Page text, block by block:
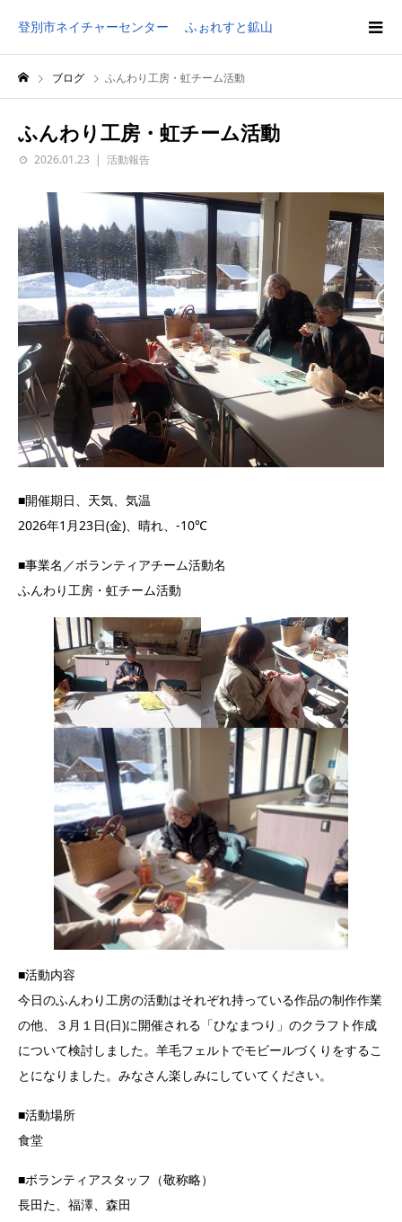
登別市ネイチャーセンター ふぉれすと鉱山
ブログ ふんわり工房・虹チーム活動
ふんわり工房・虹チーム活動
2026.01.23 活動報告
■開催期日、天気、気温
2026年1月23日(金)、晴れ、-10℃
■事業名／ボランティアチーム活動名
ふんわり工房・虹チーム活動
■活動内容
今日のふんわり工房の活動はそれぞれ持っている作品の制作作業
の他、３月１日(日)に開催される「ひなまつり」のクラフト作成
について検討しました。羊毛フェルトでモビールづくりをするこ
とになりました。みなさん楽しみにしていてください。
■活動場所
食堂
■ボランティアスタッフ（敬称略）
長田た、福澤、森田